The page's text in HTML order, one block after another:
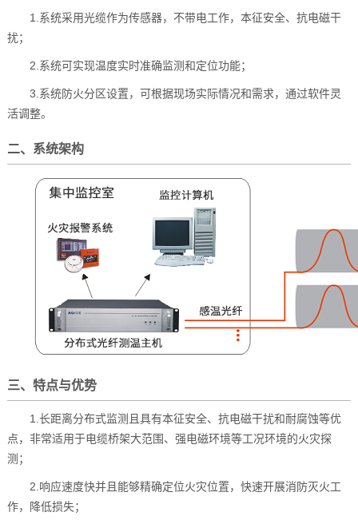
1.系统采用光缆作为传感器，不带电工作，本征安全、抗电磁干
扰；
2.系统可实现温度实时准确监测和定位功能；
3.系统防火分区设置，可根据现场实际情况和需求，通过软件灵
活调整。
二、系统架构
三、特点与优势
1.长距离分布式监测且具有本征安全、抗电磁干扰和耐腐蚀等优
点，非常适用于电缆桥架大范围、强电磁环境等工况环境的火灾探
测；
2.响应速度快并且能够精确定位火灾位置，快速开展消防灭火工
作，降低损失；